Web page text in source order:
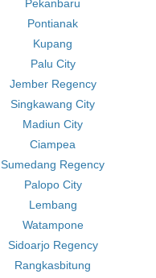
Pekanbaru
Pontianak
Kupang
Palu City
Jember Regency
Singkawang City
Madiun City
Ciampea
Sumedang Regency
Palopo City
Lembang
Watampone
Sidoarjo Regency
Rangkasbitung